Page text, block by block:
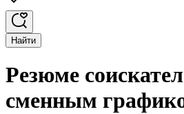
Найти
Резюме
сменным